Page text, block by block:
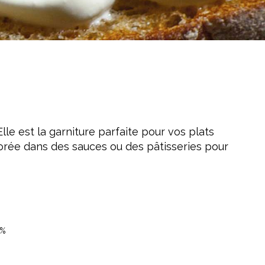
est la garniture parfaite pour vos plats
dans des sauces ou des pâtisseries pour